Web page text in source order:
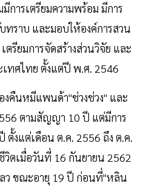
การเตรียมความพร้อม มีการ
ราบ และมอบให้องค์การสวน
รียมการจัดสร้างส่วนวิจัย และ
ทศไทย ตั้งแต่ปี พ.ศ. 2546
คืนหมีแพนด้า"ช่วงช่วง" และ
ตามสัญญา 10 ปี แต่มีการ
งแต่เดือน ต.ค. 2556 ถึง ต.ค.
วิตเมื่อวันที่ 16 กันยายน 2562
ลว ขณะอายุ 19 ปี ก่อนที่"หลิน